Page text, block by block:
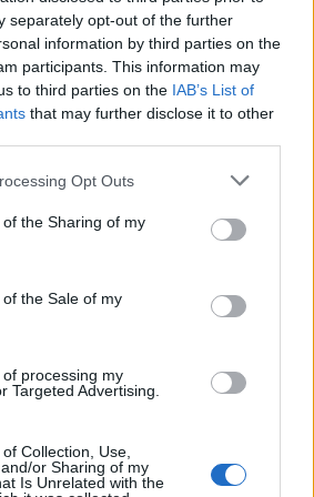
separately opt-out of the further
information by third parties on the
participants. This information may
to third parties on the IAB’s List of
that may further disclose it to other
Opt Outs
the Sharing of my
the Sale of my
processing my
Targeted Advertising.
Collection, Use,
or Sharing of my
Is Unrelated with the